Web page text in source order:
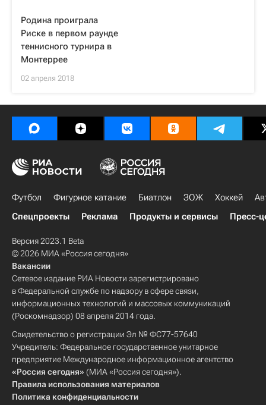
Родина проиграла
Риске в первом раунде
теннисного турнира в
Монтеррее
02 апреля 2018
Футбол Фигурное катание Биатлон ЗОЖ Хоккей
Спецпроекты
Реклама Продукты и сервисы Пресс-
Версия 2023.1 Beta
© 2026 МИА «Россия сегодня»
Вакансии
Сетевое издание РИА Новости зарегистрировано
в Федеральной службе по надзору в сфере связи,
информационных технологий и массовых коммуникаций
(Роскомнадзор) 08 апреля 2014 года.
Свидетельство о регистрации Эл № ФС77-57640
Учредитель: Федеральное государственное унитарное
предприятие Международное информационное агентство
«Россия сегодня» (МИА «Россия сегодня»).
Правила использования материалов
Политика конфиденциальности